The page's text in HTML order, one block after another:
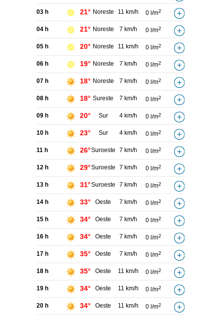
03 h 21° Noreste 11 km/h 0 l/m2
04 h 21° Noreste 7 km/h 0 l/m2
05 h 20° Noreste 11 km/h 0 l/m2
06 h 19° Noreste 7 km/h 0 l/m2
07 h 18° Noreste 7 km/h 0 l/m2
08 h 18° Sureste 7 km/h 0 l/m2
09 h 20° Sur 4 km/h 0 l/m2
10 h 23° Sur 4 km/h 0 l/m2
11 h 26°Suroeste 7 km/h 0 l/m2
12 h 29°Suroeste 7 km/h 0 l/m2
13 h 31°Suroeste 7 km/h 0 l/m2
14 h 33° Oeste 7 km/h 0 l/m2
15 h 34° Oeste 7 km/h 0 l/m2
16 h 34° Oeste 7 km/h 0 l/m2
17 h 35° Oeste 7 km/h 0 l/m2
18 h 35° Oeste 11 km/h 0 l/m2
19 h 34° Oeste 11 km/h 0 l/m2
20 h 34° Oeste 11 km/h 0 l/m2